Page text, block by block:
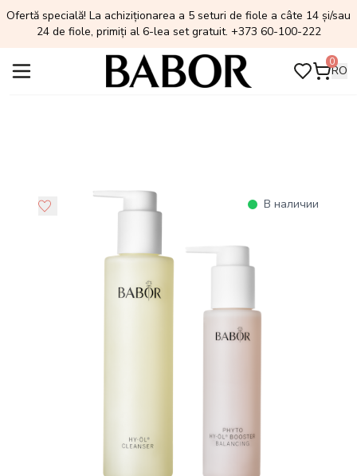
Ofertă specială! La achiziționarea a 5 seturi de fiole a câte 14 și/sau
24 de fiole, primiți al 6-lea set gratuit. +373 60-100-222
0
RO
В наличии